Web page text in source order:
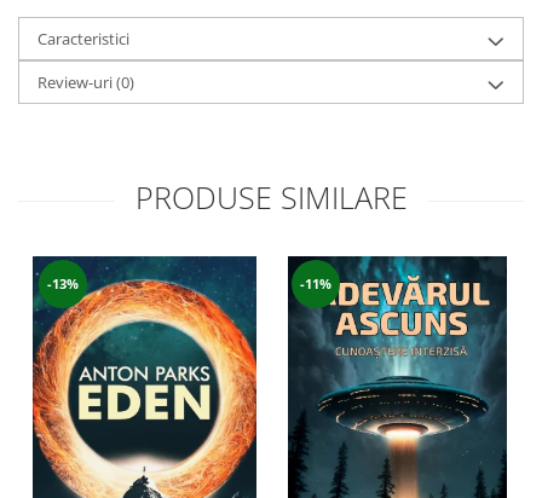
Caracteristici
Review-uri(0)
PRODUSE SIMILARE
-13% -11%